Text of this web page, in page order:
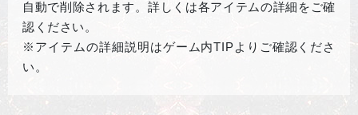
自動で削除されます。詳しくは各アイテムの詳細をご確
認ください。
※アイテムの詳細説明はゲーム内TIPよりご確認くださ
い。